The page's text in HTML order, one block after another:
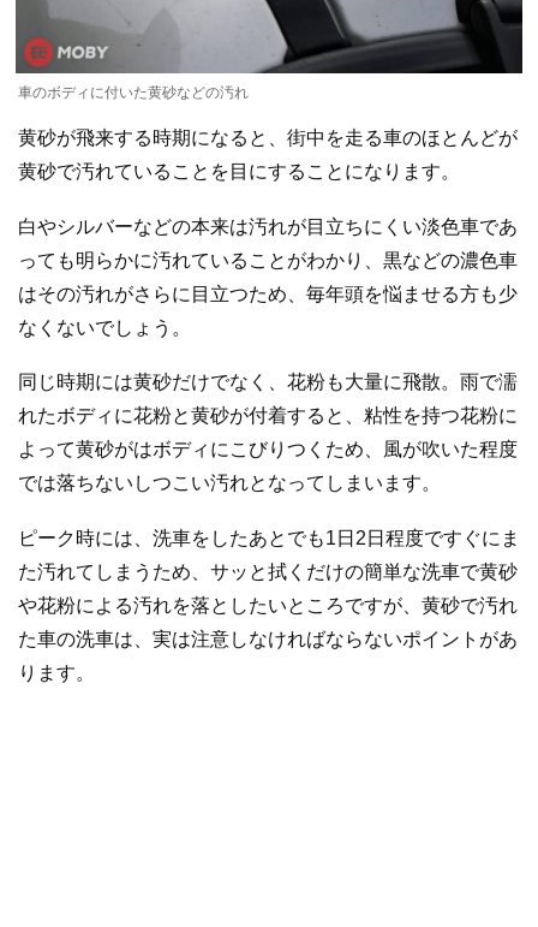
車のボディに付いた黄砂などの汚れ
黄砂が飛来する時期になると、街中を走る車のほとんどが
黄砂で汚れていることを目にすることになります。
白やシルバーなどの本来は汚れが目立ちにくい淡色車であ
っても明らかに汚れていることがわかり、黒などの濃色車
はその汚れがさらに目立つため、毎年頭を悩ませる方も少
なくないでしょう。
同じ時期には黄砂だけでなく、花粉も大量に飛散。雨で濡
れたボディに花粉と黄砂が付着すると、粘性を持つ花粉に
よって黄砂がはボディにこびりつくため、風が吹いた程度
では落ちないしつこい汚れとなってしまいます。
ピーク時には、洗車をしたあとでも1日2日程度ですぐにま
た汚れてしまうため、サッと拭くだけの簡単な洗車で黄砂
や花粉による汚れを落としたいところですが、黄砂で汚れ
た車の洗車は、実は注意しなければならないポイントがあ
ります。